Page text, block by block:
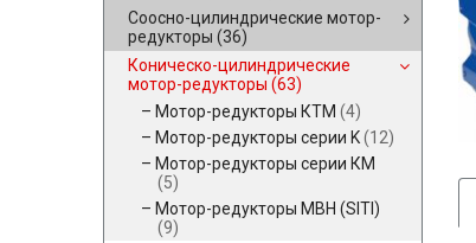
Соосно-цилиндрические мотор-
редукторы (36)
Коническо-цилиндрические
мотор-редукторы (63)
Мотор-редукторы КТМ (4)
Мотор-редукторы серии K(12)
Мотор-редукторы серии КМ
(5)
Мотор-редукторы MBH (SITI)
(9)